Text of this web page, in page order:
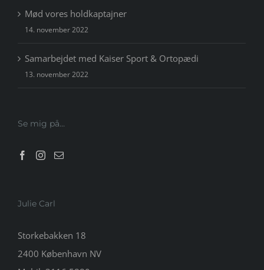
Mød vores holdkaptajner
14. november 2022
Samarbejdet med Kaiser Sport & Ortopædi
13. november 2022
Se mig på…
Julie Carl
Storkebakken 18
2400 København NV